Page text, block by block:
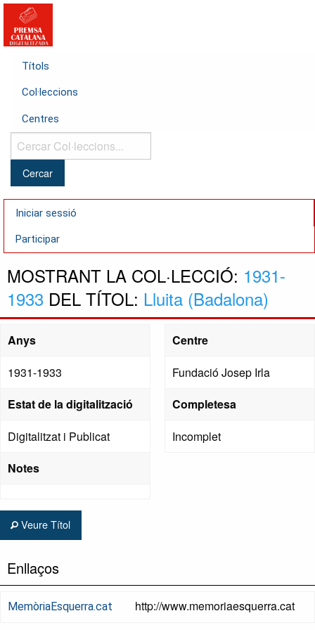
Títols
Col·leccions
Centres
Cercar
Col·leccions...
Iniciar sessió
Participar
MOSTRANT LA COL·LECCIÓ: 1931-
1933 DEL TÍTOL: Lluita (Badalona)
Anys
1931-1933
Estat de la digitalització
Digitalitzat i Publicat
Notes
Centre
Fundació Josep Irla
Completesa
Incomplet
Veure Títol
Enllaços
MemòriaEsquerra.cat http://www.memoriaesquerra.cat